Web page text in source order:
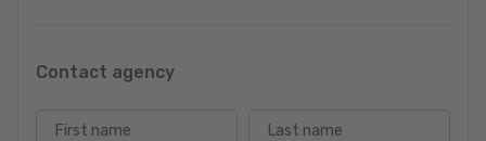
Contact agency
First name Last name